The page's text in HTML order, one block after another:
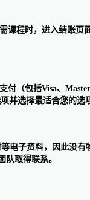
课程时，进入结账
（包括Visa、
并选择最适合您的选
电子资料，因此没
队取得联系。